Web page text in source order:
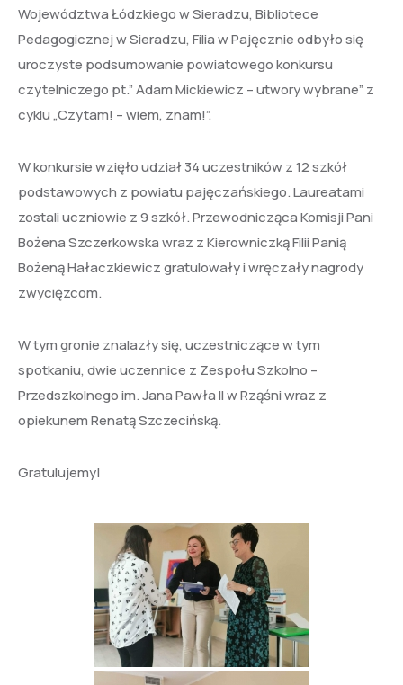
Województwa Łódzkiego w Sieradzu, Bibliotece
Pedagogicznej w Sieradzu, Filia w Pajęcznie odbyło się
uroczyste podsumowanie powiatowego konkursu
czytelniczego pt.” Adam Mickiewicz – utwory wybrane” z
cyklu „Czytam! – wiem, znam!”.
W konkursie wzięło udział 34 uczestników z 12 szkół
podstawowych z powiatu pajęczańskiego. Laureatami
zostali uczniowie z 9 szkół. Przewodnicząca Komisji Pani
Bożena Szczerkowska wraz z Kierowniczką Filii Panią
Bożeną Hałaczkiewicz gratulowały i wręczały nagrody
zwycięzcom.
W tym gronie znalazły się, uczestniczące w tym
spotkaniu, dwie uczennice z Zespołu Szkolno –
Przedszkolnego im. Jana Pawła II w Rząśni wraz z
opiekunem Renatą Szczecińską.
Gratulujemy!